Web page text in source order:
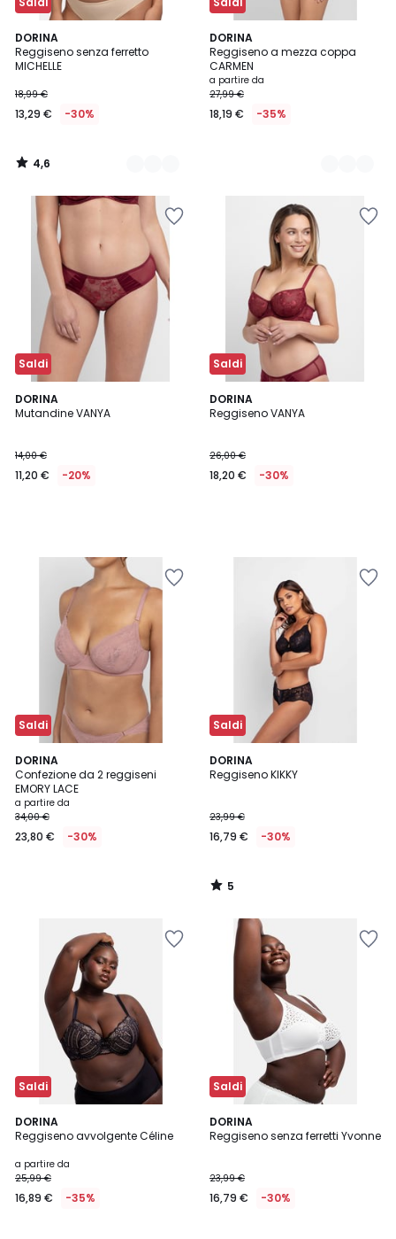
DORINA
Reggiseno senza ferretto
MICHELLE
18,99 €
13,29 € -30%
4,6
/ 5
2
Colori
4,6
/
DORINA
Reggiseno a mezza coppa
CARMEN
a partire da
27,99 €
18,19 € -35%
2
Colori
Saldi
DORINA
Mutandine VANYA
14,00 €
11,20 € -20%
Saldi
DORINA
Reggiseno VANYA
26,00 €
18,20 € -30%
Saldi
DORINA
Confezione da 2 reggiseni
EMORY LACE
a partire da
34,00 €
23,80 € -30%
Saldi
DORINA
Reggiseno KIKKY
23,99 €
16,79 € -30%
5
/
5
/
Saldi
DORINA
Reggiseno avvolgente Céline
a partire da
25,99 €
16,89 € -35%
4,3
/ 5
2
Colori
Saldi
DORINA
Reggiseno senza ferretti Yvonne
23,99 €
16,79 € -30%
4,4
/ 5